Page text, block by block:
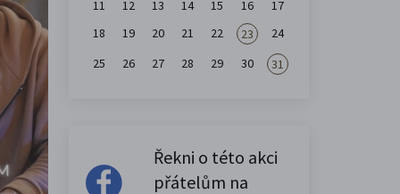
11
12 13 14 15 16
17
18
19 20 21 22 23
24
25
26 27 28 29 30 31
Řekni o této akci
přátelům na